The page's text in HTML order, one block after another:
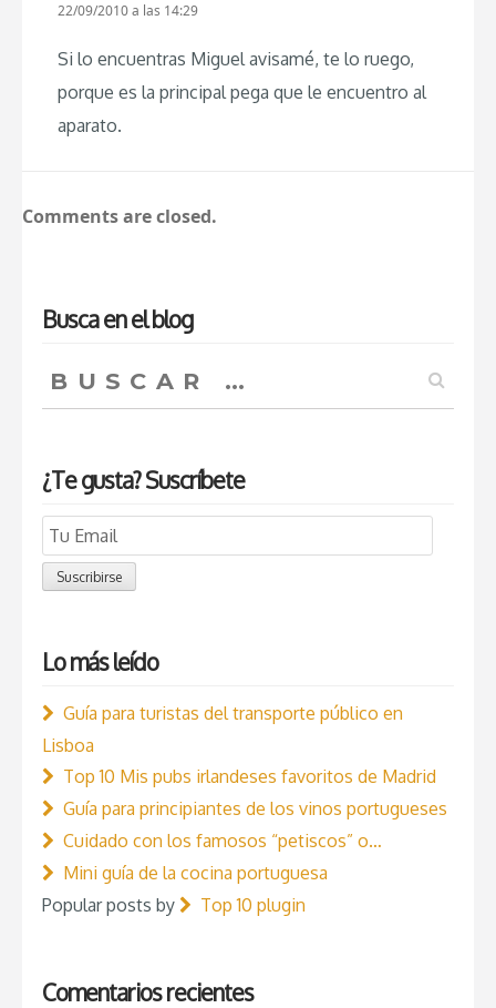
22/09/2010 a las 14:29
Si lo encuentras Miguel avisamé, te lo ruego,
porque es la principal pega que le encuentro al
aparato.
Comments are closed.
Busca en el blog
Buscar:
¿Te gusta? Suscríbete
Email
Subscription
Suscribirse
Lo más leído
Guía para turistas del transporte público en
Lisboa
Top 10 Mis pubs irlandeses favoritos de Madrid
Guía para principiantes de los vinos portugueses
Cuidado con los famosos “petiscos” o…
Mini guía de la cocina portuguesa
Popular posts by
Top 10 plugin
Comentarios recientes